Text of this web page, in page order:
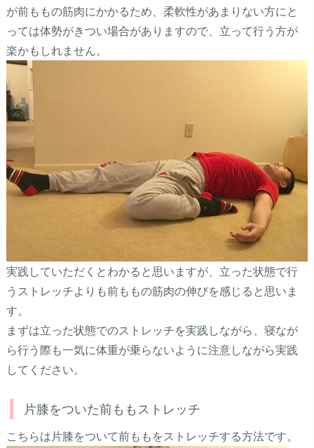
が前ももの筋肉にかかるため、柔軟性があまりない方にと
っては体勢がきつい場合がありますので、立って行う方が
楽かもしれません。
実践していただくとわかると思いますが、立った状態で行
うストレッチよりも前ももの筋肉の伸びを感じると思いま
す。
まずは立った状態でのストレッチを実践しながら、寝なが
ら行う際も一気に体重が乗らないように注意しながら実践
してください。
片膝をついた前ももストレッチ
こちらは片膝をついて前ももをストレッチする方法です。